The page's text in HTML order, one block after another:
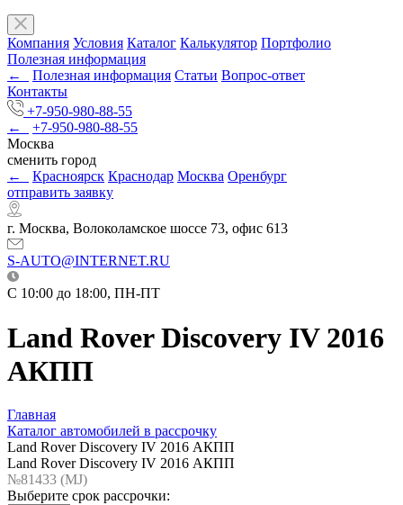
Компания Условия Каталог Калькулятор Портфолио
Полезная информация
←
Полезная информация Статьи Вопрос-ответ
Контакты
+7-950-980-88-55
←
+7-950-980-88-55
Москва
сменить город
←
Красноярск Краснодар Москва Оренбург
отправить заявку
г. Москва, Волоколамское шоссе 73, офис 613
S-AUTO@INTERNET.RU
C 10:00 до 18:00, ПН-ПТ
Land Rover Discovery IV 2016
АКПП
Главная
Каталог автомобилей в рассрочку
Land Rover Discovery IV 2016 АКПП
Land Rover Discovery IV 2016 АКПП
№81433 (МJ)
Выберите срок рассрочки: